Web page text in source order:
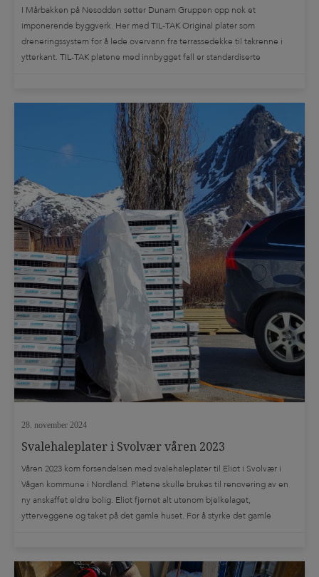
I Mårbakken på Nesodden setter Dunam Gruppen opp nok et
imponerende byggverk. Her med TIL-TAK Original plater som
dreneringssystem for å lede overvann fra terrassedekke til takrenne i
ytterkant. TIL-TAK platene med innbygget fall er standardiserte
28. november 2024
Svalehaleplater i Svolvær våren 2023
Våren 2023 kom forsendelsen med svalehaleplater til Eliot i Svolvær i
Vågan kommune i Nordland. Platene skulle brukes til renovering av en
ny anskaffet eldre bolig. Eliot fjernet alt utenom bjelkelaget,
ytterveggene og taket på det gamle huset. For å styrke det gamle